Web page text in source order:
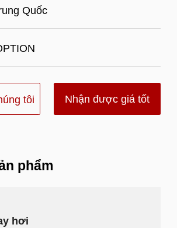
Quốc
tôi Nhận được giá tốt
phẩm
hơi